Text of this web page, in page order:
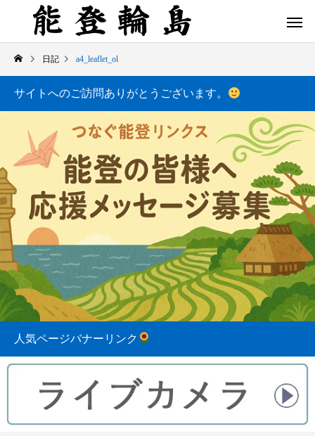
白米千枚田 あぜのきらめき（アルバム）
2023.08.31
今日の白米千枚田
日記 a4_leaflet_ol
サイトへのご訪問ありがとうございます。
人気ページバナーリンク